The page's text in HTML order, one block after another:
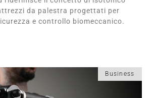
da palestra progettati per
e controllo biomeccanico.
Business